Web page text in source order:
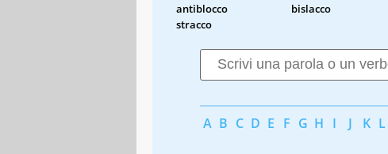
antiblocco bislacco
stracco
A B C D E F G H I J K L